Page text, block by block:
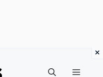
Menu